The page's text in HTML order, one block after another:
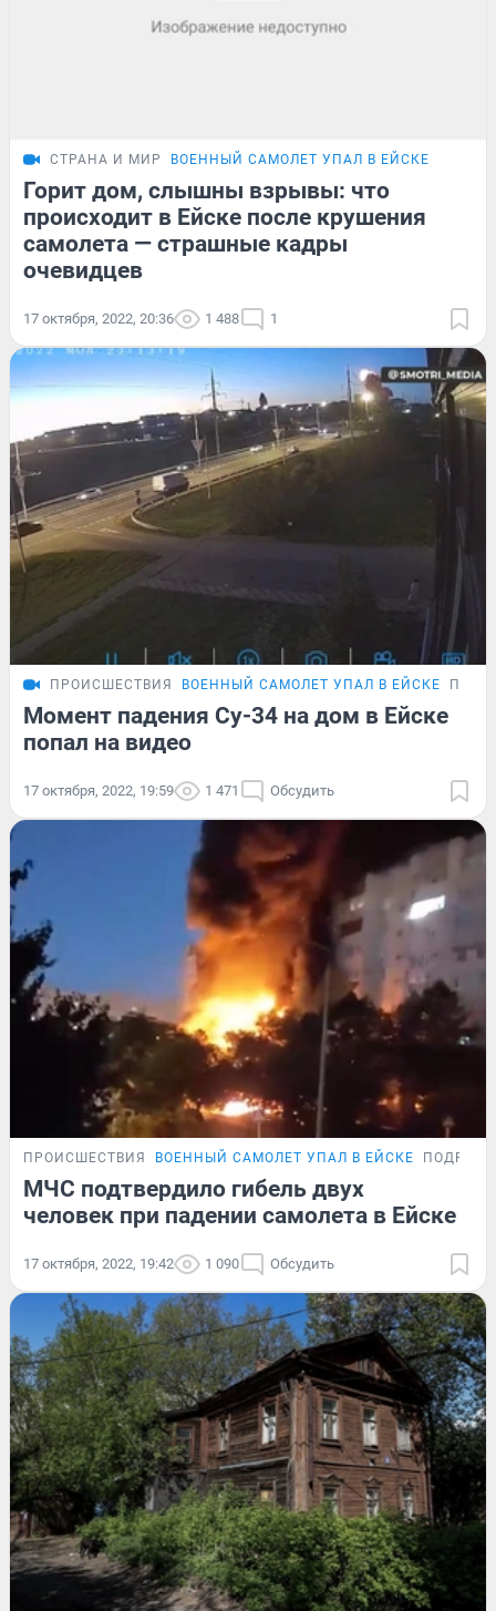
СТРАНА И МИР ВОЕННЫЙ САМОЛЕТ УПАЛ В ЕЙСКЕ
Горит дом, слышны взрывы: что
происходит в Ейске после крушения
самолета — страшные кадры
очевидцев
17 октября, 2022, 20:36 1 488 1
ПРОИСШЕСТВИЯ ВОЕННЫЙ САМОЛЕТ УПАЛ В ЕЙСКЕ
Момент падения Су-34 на дом в Ейске
попал на видео
17 октября, 2022, 19:59 1 471 Обсудить
ПРОИСШЕСТВИЯ ВОЕННЫЙ САМОЛЕТ УПАЛ В ЕЙСКЕ
МЧС подтвердило гибель двух
человек при падении самолета в Ейске
17 октября, 2022, 19:42 1 090 Обсудить